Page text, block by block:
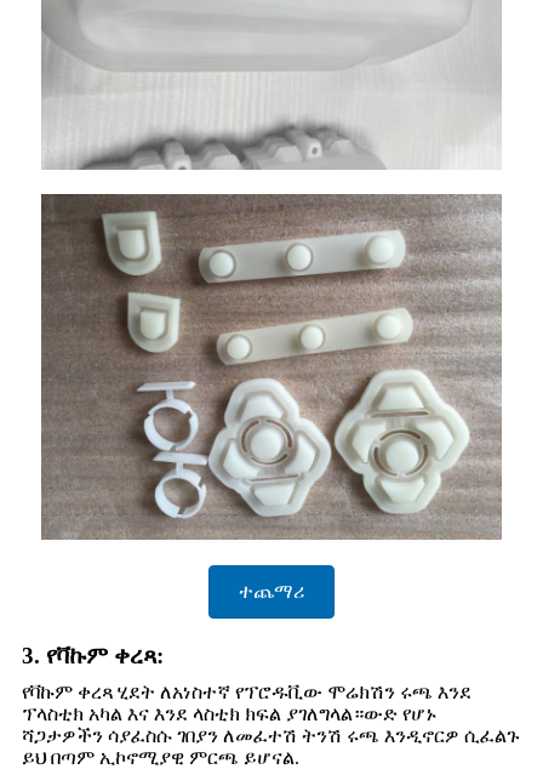
ተጨማሪ
3. የቫኩም ቀረጻ:
የቫኩም ቀረጻ ሂደት ለአነስተኛ የፕሮዱቪው ሞሬክሽን ሩጫ እንደ
ፕላስቲክ አካል እና እንደ ላስቲክ ክፍል ያገለግላል።ውድ የሆኑ
ሻጋታዎችን ሳያፈስሱ ገበያን ለመፈተሽ ትንሽ ሩጫ እንዲኖርዎ ሲፈልጉ
ይህ በጣም ኢኮኖሚያዊ ምርጫ ይሆናል.